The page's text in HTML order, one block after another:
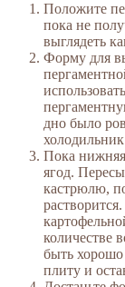
Положите
пока не
выглядеть
Форму для
дно было
Пока нижняя
ягод.
кастрюлю,
количестве
быть
плиту и